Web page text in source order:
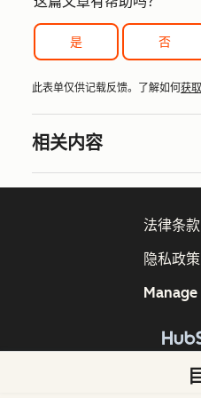
是 否
此表单仅供记载反馈。了解如何获
相关内容
版权所有 ©
法律条款
隐私政策
Manage